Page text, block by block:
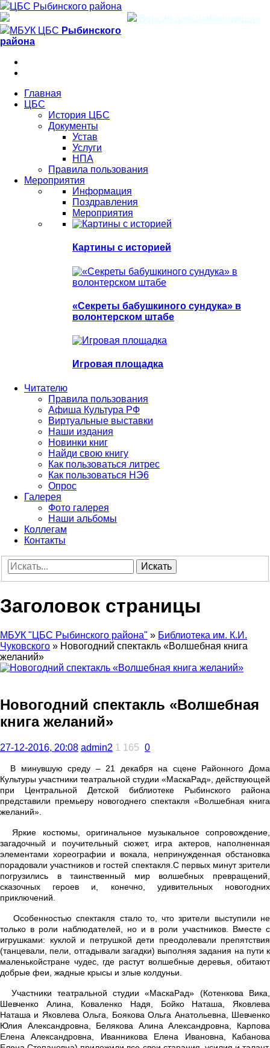
ЦБС Рыбинского района
Версия для слабовидящих
МБУК ЦБС Рыбинского
района
Главная
ЦБС
История ЦБС
Документы
Устав
Услуги
НПА
Правила пользования
Мероприятия
Информация
Поздравления
Мероприятия
Картины с историей
«Секреты бабушкиного сундука» в
волонтерском штабе
Игровая площадка
Читателю
Правила пользования
Афиша Культура РФ
Виртуальные выставки
Наши издания
Новинки книг
Найди свою книгу
Как пользоваться литрес
Как пользоваться НЭ6
Опрос
Галерея
Фото галерея
Наши альбомы
Коллегам
Контакты
Искать
Заголовок страницы
МБУК "ЦБС Рыбинского района" » Библиотека им. К.И.
Чуковского » Новогодний спектакль «Волшебная книга
желаний»
Новогодний спектакль «Волшебная
книга желаний»
27-12-2016, 20:08 admin2 1 165 0
В минувшую среду – 21 декабря на сцене Районного Дома
Культуры участники театральной студии «МаскаРад», действующей
при Центральной Детской библиотеке Рыбинского района
представили премьеру новогоднего спектакля «Волшебная книга
желаний».
Яркие костюмы,
оригинальное музыкальное сопровождение,
загадочный и поучительный сюжет, игра актеров, наполненная
элементами хореографии и вокала, непринужденная обстановка
порадовали участников и гостей спектакля. С первых минут зрители
погрузились втаинственный мир волшебных превращений,
сказочных героев и, конечно, удивительных новогодних
приключений.
Особенностью спектакля стало то, что зрители выступили не
только в роли наблюдателей, но и в роли участников. Вместе с
игрушками: куклой и петрушкой дети преодолевали препятствия
(танцевали, пели, отгадывали загадки) выполняя задания на пути к
маленькойстране чудес, где растут волшебные деревья, обитают
добрые феи, жадные крысы и злые колдуньи.
Участники театральной студии «МаскаРад» (Котенкова Вика,
Шевченко Алина, Коваленко Надя, Бойко Наташа, Яковлева
Наташа и Яковлева Ольга, Боякова Ольга Анатольевна, Шевченко
Юлия Александровна, Белякова Алина Александровна, Карпова
Елена Александровна, Иванникова Елена Ивановна, Кабанова